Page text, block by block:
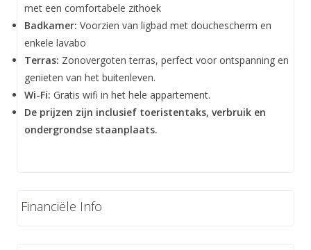
met een comfortabele zithoek
Badkamer: Voorzien van ligbad met douchescherm en
enkele lavabo
Terras: Zonovergoten terras, perfect voor ontspanning en
genieten van het buitenleven.
Wi-Fi: Gratis wifi in het hele appartement.
De prijzen zijn inclusief toeristentaks, verbruik en
ondergrondse staanplaats.
Financiële Info